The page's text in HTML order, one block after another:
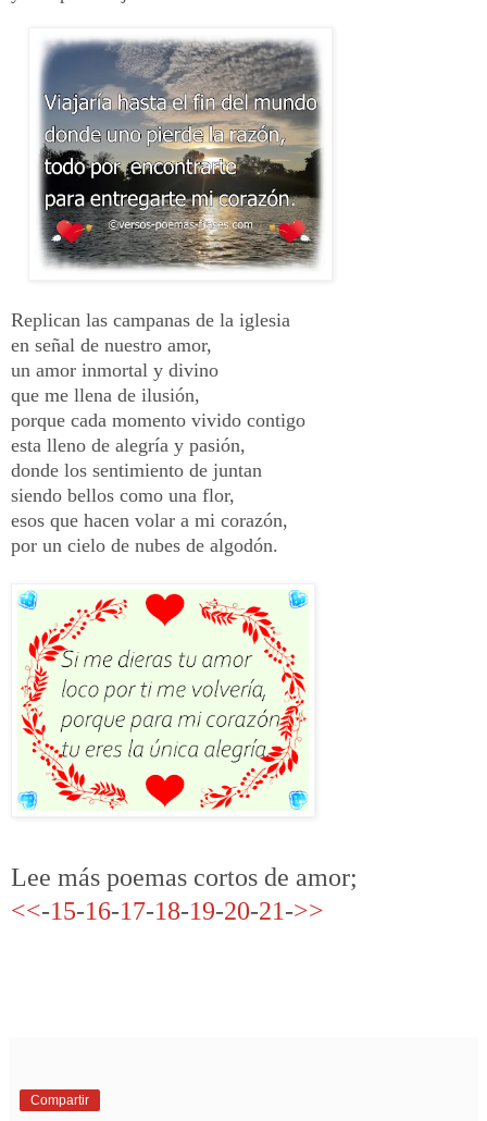
Replican las campanas de la iglesia
en señal de nuestro amor,
un amor inmortal y divino
que me llena de ilusión,
porque cada momento vivido contigo
esta lleno de alegría y pasión,
donde los sentimiento de juntan
siendo bellos como una flor,
esos que hacen volar a mi corazón,
por un cielo de nubes de algodón.
Lee más poemas cortos de amor;
<<-15-16-17-18-19-20-21->>
Compartir